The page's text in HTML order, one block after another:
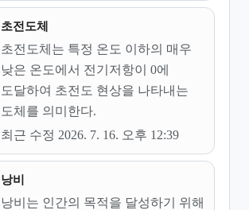
초전도체
초전도체는 특정 온도 이하의 매우
낮은 온도에서 전기저항이 0에
도달하여 초전도 현상을 나타내는
도체를 의미한다.
최근 수정 2026. 7. 16. 오후 12:39
낭비
낭비는 인간의 목적을 달성하기 위해